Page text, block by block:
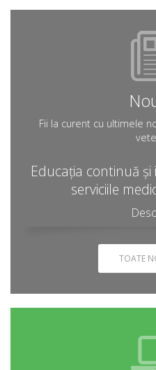
Fii la curent cu ultimele
Educația continuă
serviciile
TOATE